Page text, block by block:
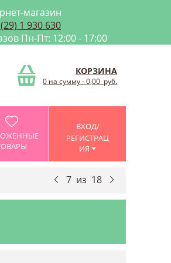
магазин
1 930 630
Пн-Пт: 12:00 - 17:00
КОРЗИНА
0 на сумму-0,00 руб.
ВХОД/
РЕГИСТРАЦ
ИЯ
7 из 18